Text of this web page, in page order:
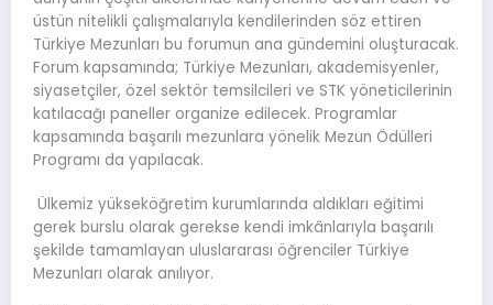
üstün nitelikli çalışmalarıyla kendilerinden söz ettiren
Türkiye Mezunları bu forumun ana gündemini oluşturacak.
Forum kapsamında; Türkiye Mezunları, akademisyenler,
siyasetçiler, özel sektör temsilcileri ve STK yöneticilerinin
katılacağı paneller organize edilecek. Programlar
kapsamında başarılı mezunlara yönelik Mezun Ödülleri
Programı da yapılacak.
Ülkemiz yükseköğretim kurumlarında aldıkları eğitimi
gerek burslu olarak gerekse kendi imkânlarıyla başarılı
şekilde tamamlayan uluslararası öğrenciler Türkiye
Mezunları olarak anılıyor.